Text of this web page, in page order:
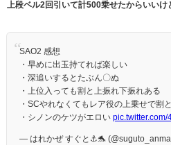
上段ベル2回引いて計500乗せたからいいけ
SAO2 感想
・早めに出玉持てれば楽しい
・深追いするとたぶん〇ぬ
・上位入っても割と上振れ下振れある
・SCやれなくてもレア役の上乗せで割
・シノンのケツがエロい pic.twitter.com/
— はれかぜ すぐと⚓️🐬